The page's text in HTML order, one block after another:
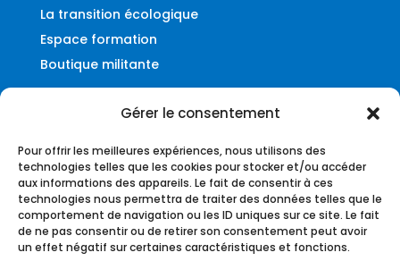
Gérer le consentement
Pour offrir les meilleures expériences, nous utilisons des
technologies telles que les cookies pour stocker et/ou accéder
aux informations des appareils. Le fait de consentir à ces
technologies nous permettra de traiter des données telles que le
comportement de navigation ou les ID uniques sur ce site. Le fait
de ne pas consentir ou de retirer son consentement peut avoir
un effet négatif sur certaines caractéristiques et fonctions.
La transition écologique
Espace formation
Boutique militante
Contact
Fédération UNSA-Ferroviaire
56, rue du Faubourg Montmartre
75009 – Paris
federation@unsa-ferroviaire.org